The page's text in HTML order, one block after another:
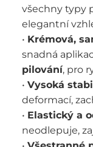
všechny typy
elegantní
• Krémová,
snadná
pilování, pro
• Vysoká
deformací,
• Elastický a
neodlepuje,